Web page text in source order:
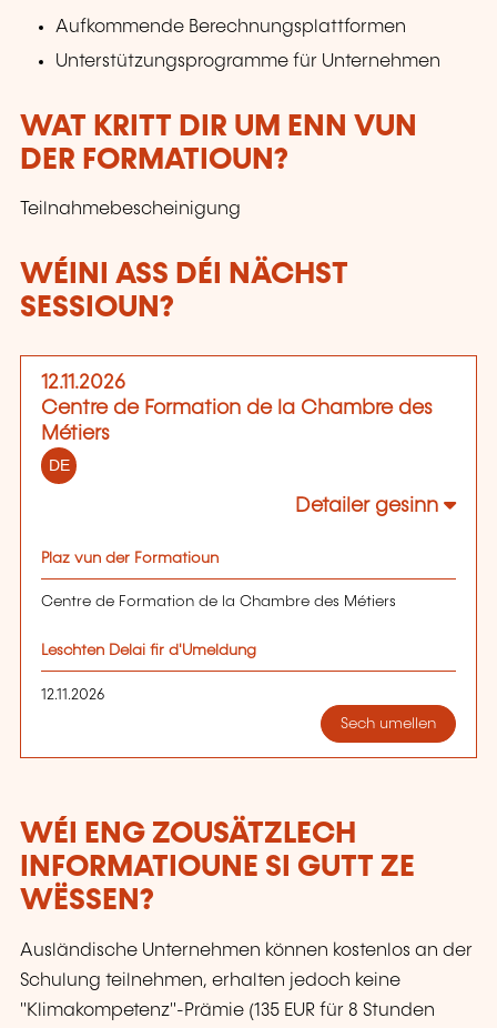
Aufkommende Berechnungsplattformen
Unterstützungsprogramme für Unternehmen
WAT KRITT DIR UM ENN VUN
DER FORMATIOUN?
Teilnahmebescheinigung
WÉINI ASS DÉI NÄCHST
SESSIOUN?
12.11.2026
Centre de Formation de la Chambre des
Métiers
DE
Detailer gesinn
Plaz vun der Formatioun
Centre de Formation de la Chambre des Métiers
Leschten Delai fir d'Umeldung
12.11.2026
Sech umellen
WÉI ENG ZOUSÄTZLECH
INFORMATIOUNE SI GUTT ZE
WËSSEN?
Ausländische Unternehmen können kostenlos an der
Schulung teilnehmen, erhalten jedoch keine
"Klimakompetenz"-Prämie (135 EUR für 8 Stunden